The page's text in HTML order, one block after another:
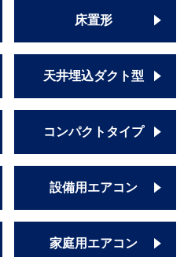
床置形
天井埋込ダクト型
コンパクトタイプ
設備用エアコン
家庭用エアコン